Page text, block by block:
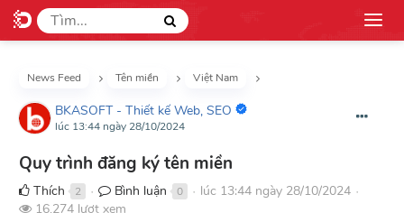
News Feed Tên miền Việt Nam
BKASOFT - Thiết kế Web, SEO
lúc 13:44 ngày 28/10/2024
Quy trình đăng ký tên miền
Thích 2 ● Bình luận 0 ● lúc 13:44 ngày 28/10/2024 ●
16,274 lượt xem